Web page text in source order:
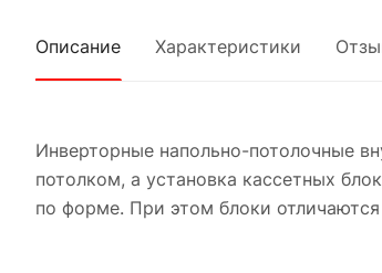
Описание Характеристики
Инверторные напольно-потолочные
потолком, а установка кассетных
по форме. При этом блоки